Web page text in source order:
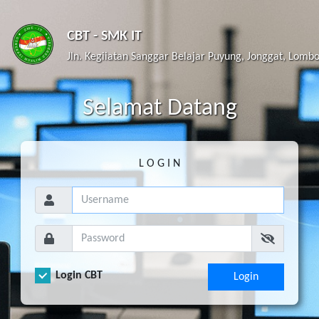
CBT - SMK IT
Jln. Kegiiatan Sanggar Belajar Puyung, Jonggat,
Selamat Datang
L O G I N
Login CBT